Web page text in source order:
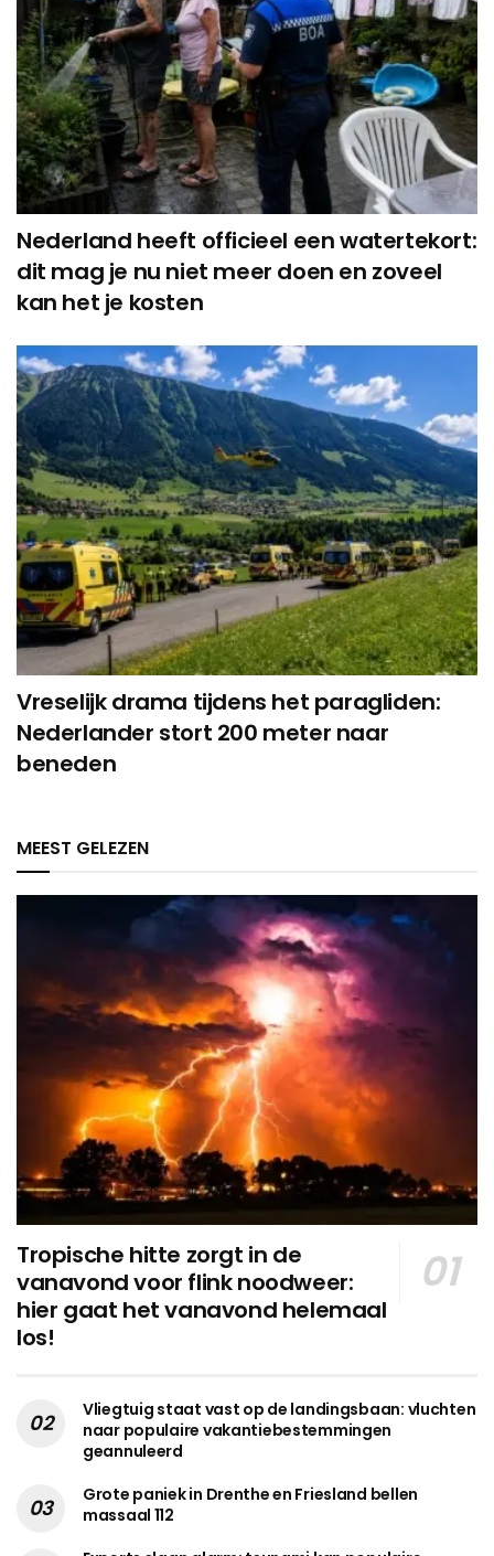
Nederland heeft officieel een watertekort:
dit mag je nu niet meer doen en zoveel
kan het je kosten
Vreselijk drama tijdens het paragliden:
Nederlander stort 200 meter naar
beneden
MEEST GELEZEN
Tropische hitte zorgt in de
vanavond voor flink noodweer:
hier gaat het vanavond helemaal
los!
Vliegtuig staat vast op de landingsbaan: vluchten
naar populaire vakantiebestemmingen
geannuleerd
Grote paniek in Drenthe en Friesland bellen
massaal 112